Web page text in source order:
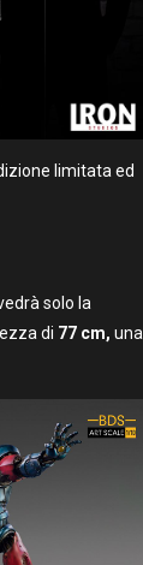
limitata ed
solo la
di 77 cm, una